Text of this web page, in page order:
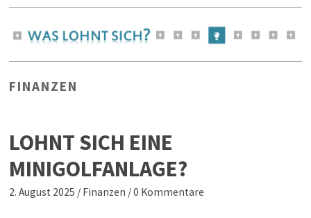
FINANZEN
LOHNT SICH EINE
MINIGOLFANLAGE?
2. August 2025 / Finanzen /0 Kommentare